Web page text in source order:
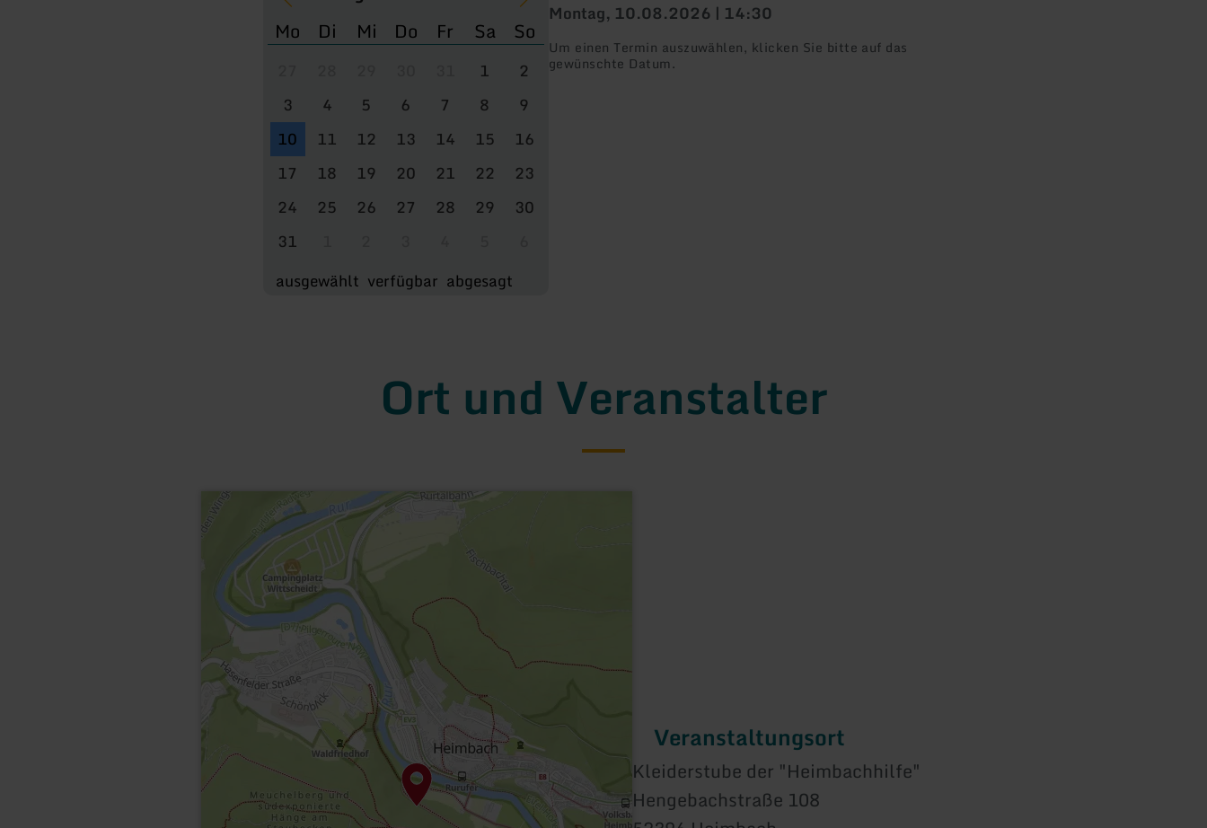
Mo Di Mi Do Fr Sa So
1
2
3
4 5 6 7 8
9
10
11 12 13 14 15
16
17
18 19 20 21 22
23
24
25 26 27 28 29
30
31
ausgewählt verfügbar abgesagt
Montag, 10.08.2026 | 14:30
Um einen Termin auszuwählen, klicken Sie bitte auf das
gewünschte Datum.
Ort und Veranstalter
Veranstaltungsort
Kleiderstube der "Heimbachhilfe"
Hengebachstraße 108